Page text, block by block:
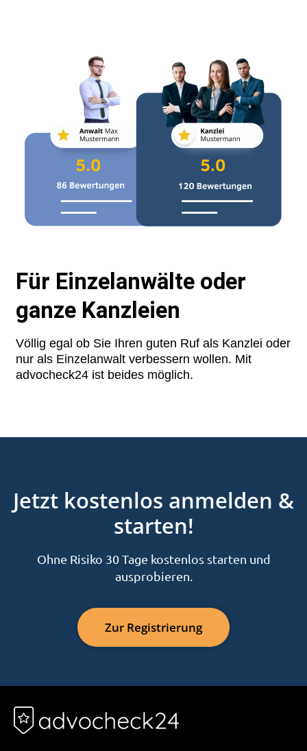
Für Einzelanwälte oder
ganze Kanzleien
Völlig egal ob Sie Ihren guten Ruf als Kanzlei oder
nur als Einzelanwalt verbessern wollen. Mit
advocheck24 ist beides möglich.
Jetzt kostenlos anmelden &
starten!
Ohne Risiko 30 Tage kostenlos starten und
ausprobieren.
Zur Registrierung